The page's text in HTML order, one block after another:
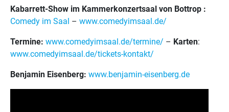
Kabarrett-Show im Kammerkonzertsaal von Bottrop :
Comedy im Saal – www.comedyimsaal.de/
Termine: www.comedyimsaal.de/termine/ – Karten:
www.comedyimsaal.de/tickets-kontakt/
Benjamin Eisenberg: www.benjamin-eisenberg.de